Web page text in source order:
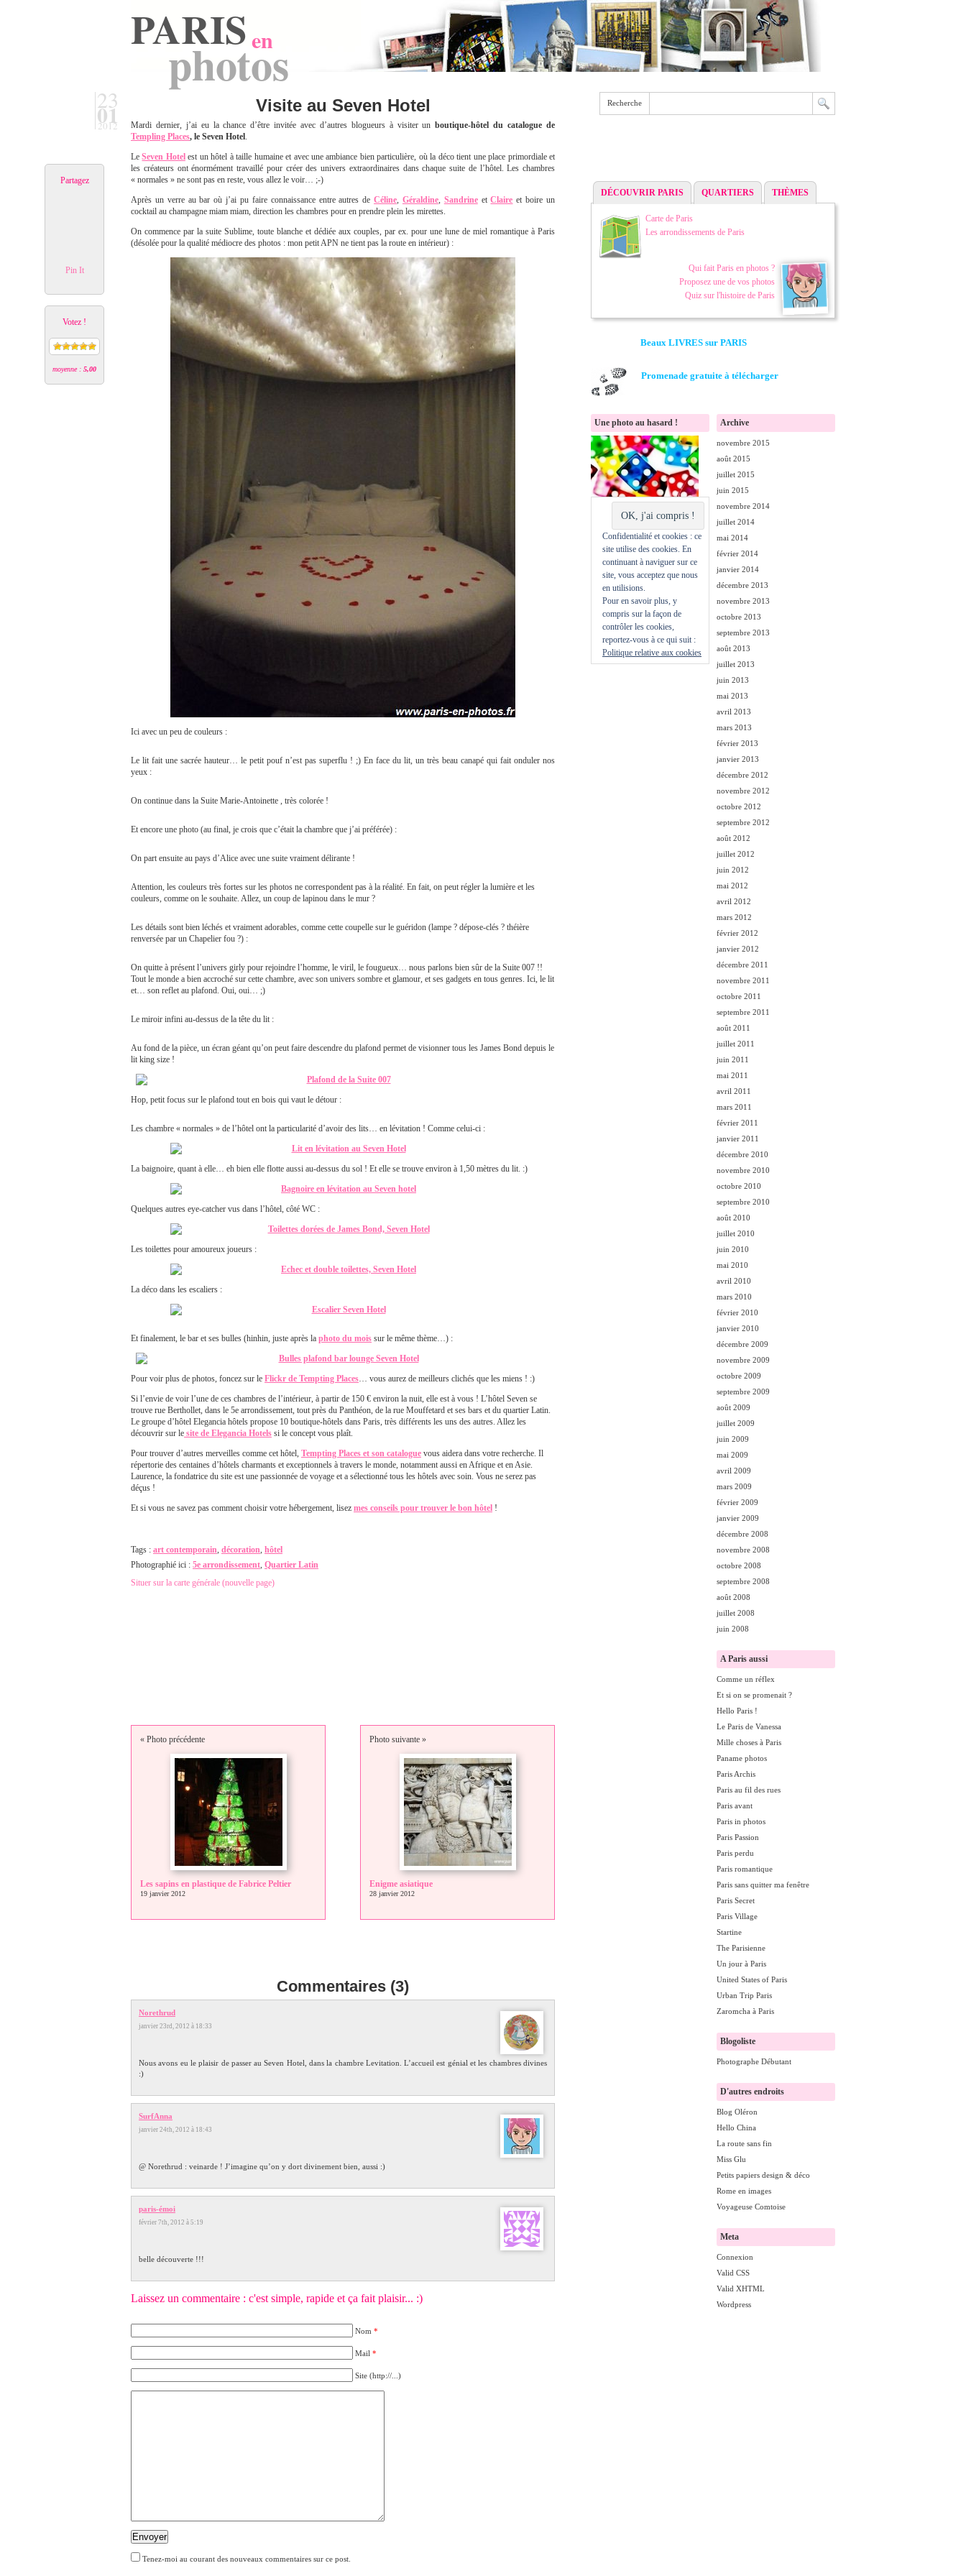
PARISen
photos
Recherche
23
01
2012
Visite au Seven Hotel
Mardi dernier, j’ai eu la chance d’être invitée avec d’autres blogueurs à visiter unboutique-hôtel du catalogue de
Templing Places, le Seven Hotel.
LeSeven Hotelest un hôtel à taille humaine et avec une ambiance bien particulière, où la déco tient une place primordiale et
les créateurs ont énormément travaillé pour créer des univers extraordinaires dans chaque suite de l’hôtel. Les chambres
« normales » ne sont pas en reste, vous allez le voir… ;-)
Après un verre au bar où j’ai pu faire connaissance entre autres deCéline, Géraldine, SandrineetClaire et boire un
cocktail au champagne miam miam, direction les chambres pour en prendre plein les mirettes.
On commence par la suite Sublime, toute blanche et dédiée aux couples, par ex. pour une lune de miel romantique à Paris
(désolée pour la qualité médiocre des photos : mon petit APN ne tient pas la route en intérieur) :
Ici avec un peu de couleurs :
Le lit fait une sacrée hauteur… le petit pouf n’est pas superflu ! ;) En face du lit, un très beau canapé qui fait onduler nos
yeux :
On continue dans la Suite Marie-Antoinette , très colorée !
Et encore une photo (au final, je crois que c’était la chambre que j’ai préférée) :
On part ensuite au pays d’Alice avec une suite vraiment délirante !
Attention, les couleurs très fortes sur les photos ne correspondent pas à la réalité. En fait, on peut régler la lumière et les
couleurs, comme on le souhaite. Allez, un coup de lapinou dans le mur ?
Les détails sont bien léchés et vraiment adorables, comme cette coupelle sur le guéridon (lampe ? dépose-clés ? théière
renversée par un Chapelier fou ?) :
On quitte à présent l’univers girly pour rejoindre l’homme, le viril, le fougueux… nous parlons bien sûr de la Suite 007 !!
Tout le monde a bien accroché sur cette chambre, avec son univers sombre et glamour, et ses gadgets en tous genres. Ici, le lit
et… son reflet au plafond. Oui, oui… ;)
Le miroir infini au-dessus de la tête du lit :
Au fond de la pièce, un écran géant qu’on peut faire descendre du plafond permet de visionner tous les James Bond depuis le
lit king size !
Hop, petit focus sur le plafond tout en bois qui vaut le détour :
Les chambre « normales » de l’hôtel ont la particularité d’avoir des lits… en lévitation ! Comme celui-ci :
La baignoire, quant à elle… eh bien elle flotte aussi au-dessus du sol ! Et elle se trouve environ à 1,50 mètres du lit. :)
Quelques autres eye-catcher vus dans l’hôtel, côté WC :
Les toilettes pour amoureux joueurs :
La déco dans les escaliers :
Et finalement, le bar et ses bulles (hinhin, juste après la photo du mois sur le même thème…) :
Pour voir plus de photos, foncez sur le Flickr de Tempting Places… vous aurez de meilleurs clichés que les miens ! :)
Si l’envie de voir l’une de ces chambres de l’intérieur, à partir de 150 € environ la nuit, elle est à vous ! L’hôtel Seven se
trouve rue Berthollet, dans le 5e arrondissement, tout près du Panthéon, de la rue Mouffetard et ses bars et du quartier Latin.
Le groupe d’hôtel Elegancia hôtels propose 10 boutique-hôtels dans Paris, très différents les uns des autres. Allez les
découvrir sur le site de Elegancia Hotels si le concept vous plaît.
Pour trouver d’autres merveilles comme cet hôtel, Tempting Places et son catalogue vous aidera dans votre recherche. Il
répertorie des centaines d’hôtels charmants et exceptionnels à travers le monde, notamment aussi en Afrique et en Asie.
Laurence, la fondatrice du site est une passionnée de voyage et a sélectionné tous les hôtels avec soin. Vous ne serez pas
déçus !
Et si vous ne savez pas comment choisir votre hébergement, lisez mes conseils pour trouver le bon hôtel !
Tags : art contemporain, décoration, hôtel
Photographié ici : 5e arrondissement, Quartier Latin
Situer sur la carte générale (nouvelle page)
« Photo précédente
Les sapins en plastique de Fabrice Peltier
19 janvier 2012
Photo suivante »
Enigme asiatique
28 janvier 2012
Commentaires (3)
Norethrud
janvier 23rd, 2012 à 18:33
Nous avons eu le plaisir de passer au Seven Hotel, dans la chambre Levitation. L’accueil est génial et les chambres divines
:)
SurfAnna
janvier 24th, 2012 à 18:43
@ Norethrud : veinarde ! J’imagine qu’on y dort divinement bien, aussi :)
paris-émoi
février 7th, 2012 à 5:19
belle découverte !!!
Laissez un commentaire : c'est simple, rapide et ça fait plaisir... :)
Nom *
Mail *
Site (http://...)
Envoyer
Tenez-moi au courant des nouveaux commentaires sur ce post.
Partagez
Pin It
Votez !
moyenne : 5,00
DÉCOUVRIR PARIS QUARTIERS THÈMES
Carte de Paris
Les arrondissements de Paris
Qui fait Paris en photos ?
Proposez une de vos photos
Quiz sur l'histoire de Paris
Beaux LIVRES sur PARIS
Promenade gratuite à télécharger
Une photo au hasard !
Confidentialité et cookies : ce
site utilise des cookies. En
continuant à naviguer sur ce
site, vous acceptez que nous
en utilisions.
Pour en savoir plus, y
compris sur la façon de
contrôler les cookies,
reportez-vous à ce qui suit :
Politique relative aux cookies
Archive
novembre 2015
août 2015
juillet 2015
juin 2015
novembre 2014
juillet 2014
mai 2014
février 2014
janvier 2014
décembre 2013
novembre 2013
octobre 2013
septembre 2013
août 2013
juillet 2013
juin 2013
mai 2013
avril 2013
mars 2013
février 2013
janvier 2013
décembre 2012
novembre 2012
octobre 2012
septembre 2012
août 2012
juillet 2012
juin 2012
mai 2012
avril 2012
mars 2012
février 2012
janvier 2012
décembre 2011
novembre 2011
octobre 2011
septembre 2011
août 2011
juillet 2011
juin 2011
mai 2011
avril 2011
mars 2011
février 2011
janvier 2011
décembre 2010
novembre 2010
octobre 2010
septembre 2010
août 2010
juillet 2010
juin 2010
mai 2010
avril 2010
mars 2010
février 2010
janvier 2010
décembre 2009
novembre 2009
octobre 2009
septembre 2009
août 2009
juillet 2009
juin 2009
mai 2009
avril 2009
mars 2009
février 2009
janvier 2009
décembre 2008
novembre 2008
octobre 2008
septembre 2008
août 2008
juillet 2008
juin 2008
A Paris aussi
Comme un réflex
Et si on se promenait ?
Hello Paris !
Le Paris de Vanessa
Mille choses à Paris
Paname photos
Paris Archis
Paris au fil des rues
Paris avant
Paris in photos
Paris Passion
Paris perdu
Paris romantique
Paris sans quitter ma fenêtre
Paris Secret
Paris Village
Startine
The Parisienne
Un jour à Paris
United States of Paris
Urban Trip Paris
Zaromcha à Paris
Blogoliste
Photographe Débutant
D'autres endroits
Blog Oléron
Hello China
La route sans fin
Miss Glu
Petits papiers design & déco
Rome en images
Voyageuse Comtoise
Meta
Connexion
Valid CSS
Valid XHTML
Wordpress